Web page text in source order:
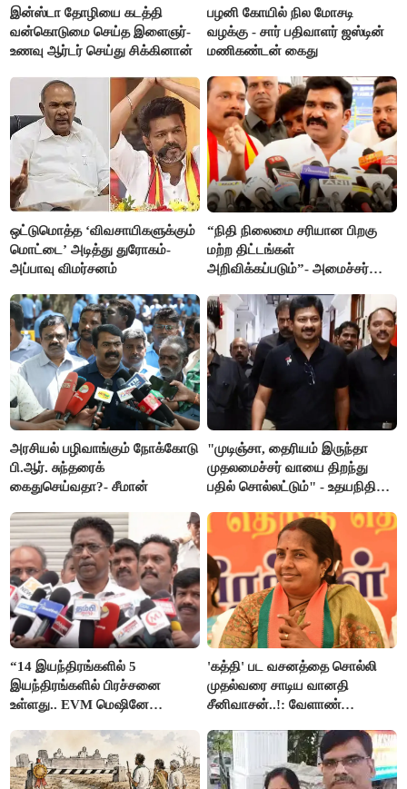
இன்ஸ்டா தோழியை கடத்தி
வன்கொடுமை செய்த இளைஞர்-
உணவு ஆர்டர் செய்து சிக்கினான்
பழனி கோயில் நில மோசடி
வழக்கு - சார் பதிவாளர் ஜஸ்டின்
மணிகண்டன் கைது
ஒட்டுமொத்த ‘விவசாயிகளுக்கும்
மொட்டை’ அடித்து துரோகம்-
அப்பாவு விமர்சனம்
“நிதி நிலைமை சரியான பிறகு
மற்ற திட்டங்கள்
அறிவிக்கப்படும்”- அமைச்சர்
அரசியல் பழிவாங்கும் நோக்கோடு
பி.ஆர். சுந்தரைக்
கைதுசெய்வதா?- சீமான்
"முடிஞ்சா, தைரியம் இருந்தா
முதலமைச்சர் வாயை திறந்து
பதில் சொல்லட்டும்" - உதயநிதி
“14 இயந்திரங்களில் 5
இயந்திரங்களில் பிரச்சனை
உள்ளது.. EVM மெஷினே
இளங்கோ
'கத்தி' பட வசனத்தை சொல்லி
முதல்வரை சாடிய வானதி
சீனிவாசன்..!: வேளாண்
எதிர்ப்பு!